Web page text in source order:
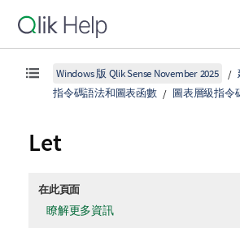
Windows 版 Qlik Sense November 2025
指令碼語法和圖表函數
圖表層級指令
Let
在此頁面
瞭解更多資訊